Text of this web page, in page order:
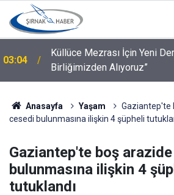
03:04
Küllüce Mezrası İçin Yeni
Birliğimizden Alıyoruz”
Anasayfa Yaşam
Gaziantep'te
cesedi bulunmasına ilişkin 4 şüpheli
Gaziantep'te boş
bulunmasına ilişkin 4
tutuklandı